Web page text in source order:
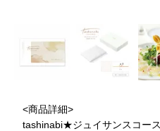
<商品詳細>
tashinabi★ジュイサンスコース